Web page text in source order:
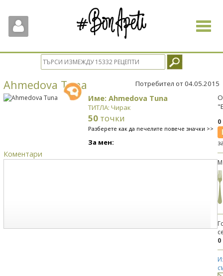
Toggle
Ahmedova Tuna Потребител от 04.05.2015
Име: Ahmedova Tuna
ТИТЛА: Чирак
50 точки
Разберете как да печелите повече значки >>
За мен:
Коментари
0